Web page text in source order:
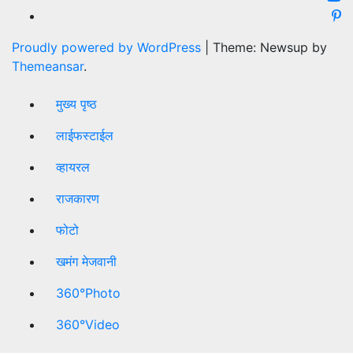
Proudly powered by WordPress
Theme: Newsup by
Themeansar.
मुख्य पृष्ठ
लाईफस्टाईल
व्हायरल
राजकारण
फोटो
खमंग मेजवानी
360°Photo
360°Video